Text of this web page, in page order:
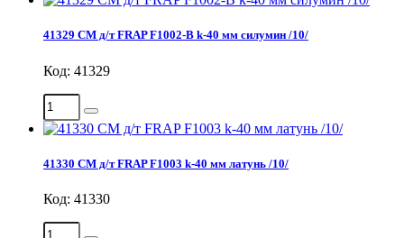
41329 СМ д/т FRAP F1002-В k-40 мм силумин /10/
Код: 41329
41330 СМ д/т FRAP F1003 k-40 мм латунь /10/
Код: 41330